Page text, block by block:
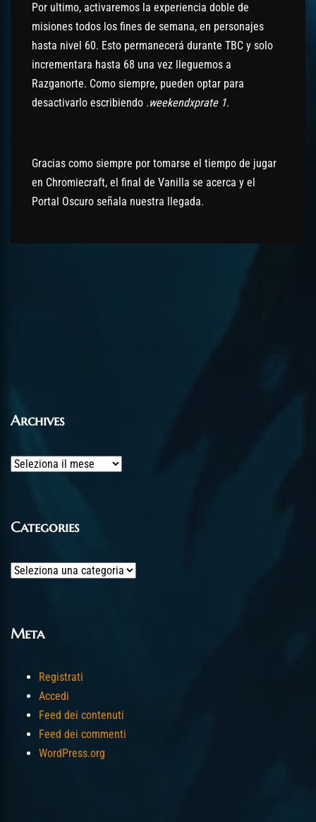
Por ultimo, activaremos la experiencia doble de
misiones todos los fines de semana, en personajes
hasta nivel 60. Esto permanecerá durante TBC y solo
incrementara hasta 68 una vez lleguemos a
Razganorte. Como siempre, pueden optar para
desactivarlo escribiendo .weekendxprate 1.
Gracias como siempre por tomarse el tiempo de jugar
en Chromiecraft, el final de Vanilla se acerca y el
Portal Oscuro señala nuestra llegada.
Archives
Archives
Categories
Categories
Meta
Registrati
Accedi
Feed dei contenuti
Feed dei commenti
WordPress.org